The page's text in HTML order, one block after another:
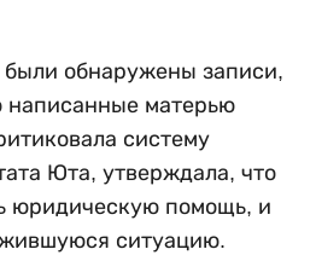
были обнаружены записи,
написанные матерью
систему
Юта, утверждала, что
юридическую помощь, и
ситуацию.